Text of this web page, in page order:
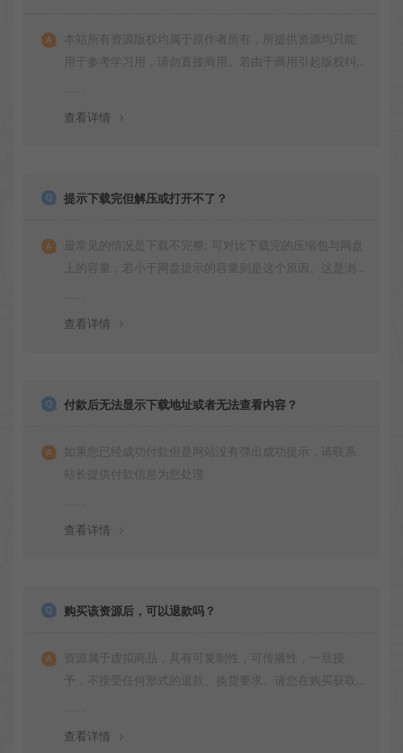
本站所有资源版权均属于原作者所有，所提供资源均只能
用于参考学习用，请勿直接商用。若由于商用引起版权纠
查看详情
提示下载完但解压或打开不了？
最常见的情况是下载不完整: 可对比下载完的压缩包与网盘
上的容量，若小于网盘提示的容量则是这个原因。这是浏
查看详情
付款后无法显示下载地址或者无法查看内容？
如果您已经成功付款但是网站没有弹出成功提示，请联系
站长提供付款信息为您处理
查看详情
购买该资源后，可以退款吗？
资源属于虚拟商品，具有可复制性，可传播性，一旦授
予，不接受任何形式的退款、换货要求。请您在购买获取
查看详情